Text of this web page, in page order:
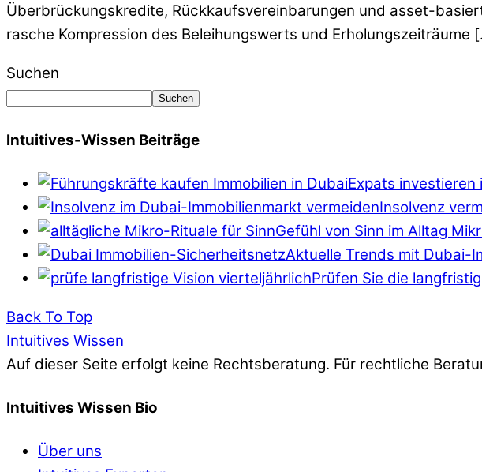
Überbrückungskredite, Rückkaufsvereinbarungen und asset-
rasche Kompression des Beleihungswerts und Erholungszeiträume
Suchen
Suchen
Intuitives-Wissen Beiträge
Expats investieren
Insolvenz
Gefühl von Sinn im Alltag
Aktuelle Trends mit Dubai-
Prüfen Sie die
Back To Top
Intuitives Wissen
Auf dieser Seite erfolgt keine Rechtsberatung. Für rechtliche
Intuitives Wissen Bio
Über uns